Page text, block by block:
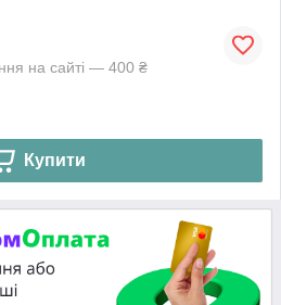
на сайті — 400 ₴
Купити